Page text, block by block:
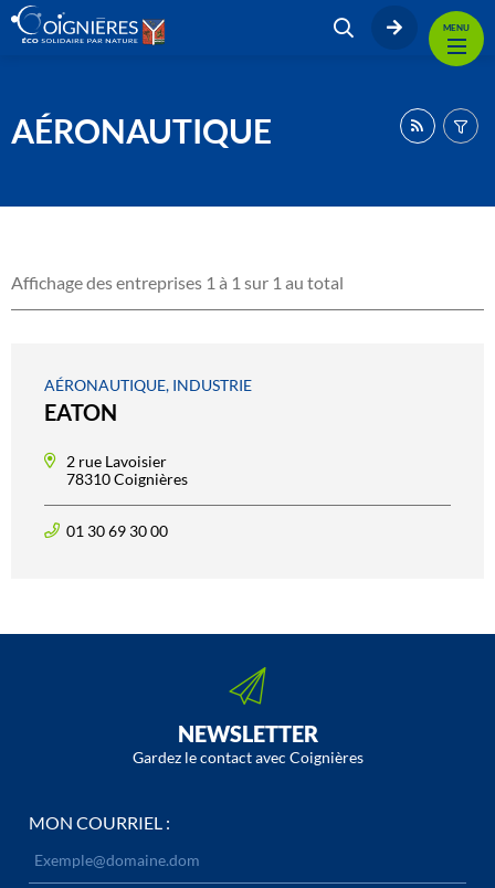
MENU
AÉRONAUTIQUE
Affichage des entreprises 1 à 1 sur 1 au total
AÉRONAUTIQUE, INDUSTRIE
EATON
2 rue Lavoisier
78310 Coignières
01 30 69 30 00
NEWSLETTER
Gardez le contact avec Coignières
MON COURRIEL :